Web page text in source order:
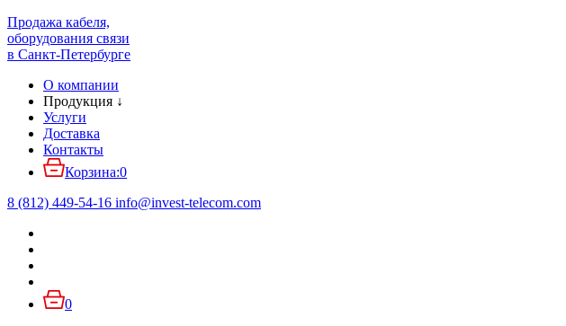
Продажа кабеля,
оборудования связи
в Санкт-Петербурге
О компании
Продукция ↓
Услуги
Доставка
Контакты
Корзина:0
8 (812) 449-54-16 info@invest-telecom.com
0